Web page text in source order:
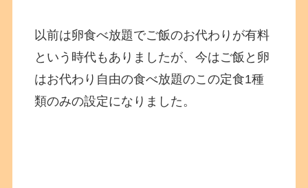
以前は卵食べ放題でご飯のお代わりが有料
という時代もありましたが、今はご飯と卵
はお代わり自由の食べ放題のこの定食1種
類のみの設定になりました。